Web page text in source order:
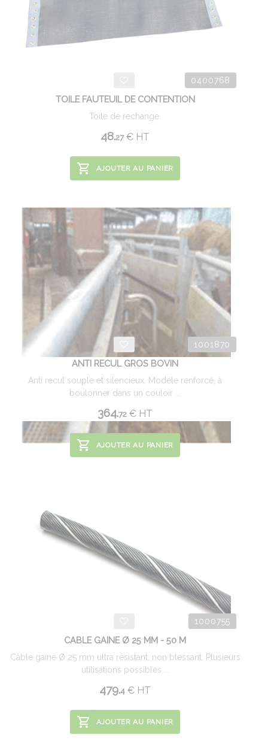
0400768
TOILE FAUTEUIL DE CONTENTION
Toile de rechange.
48.27 € HT
AJOUTER AU PANIER
1001870
ANTI RECUL GROS BOVIN
Anti recul souple et silencieux. Modèle renforcé, à
boulonner dans un couloir ...
364.72 € HT
AJOUTER AU PANIER
1000755
CABLE GAINE Ø 25 MM - 50 M
Câble gainé Ø 25 mm ultra résistant, non blessant. Plusieurs
utilisations possibles ...
479.4 € HT
AJOUTER AU PANIER